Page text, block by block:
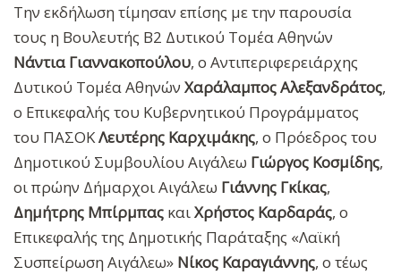
Την εκδήλωση τίμησαν επίσης με την παρουσία
τους η Βουλευτής Β2 Δυτικού Τομέα Αθηνών
Νάντια Γιαννακοπούλου, ο Αντιπεριφερειάρχης
Δυτικού Τομέα Αθηνών Χαράλαμπος Αλεξανδράτος,
ο Επικεφαλής του Κυβερνητικού Προγράμματος
του ΠΑΣΟΚΛευτέρης Καρχιμάκης, ο Πρόεδρος του
Δημοτικού Συμβουλίου Αιγάλεω Γιώργος Κοσμίδης,
οι πρώην Δήμαρχοι Αιγάλεω Γιάννης Γκίκας,
Δημήτρης Μπίρμπας καιΧρήστος Καρδαράς, ο
Επικεφαλής της Δημοτικής Παράταξης «Λαϊκή
Συσπείρωση Αιγάλεω» Νίκος Καραγιάννης, ο τέως